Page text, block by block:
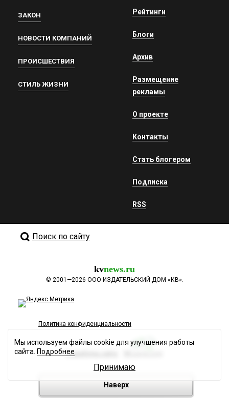
ЗАКОН
НОВОСТИ КОМПАНИЙ
ПРОИСШЕСТВИЯ
СТИЛЬ ЖИЗНИ
Рейтинги
Блоги
Архив
Размещение
рекламы
О проекте
Контакты
Стать блогером
Подписка
RSS
Поиск по сайту
kvnews.ru
© 2001—2026 ООО ИЗДАТЕЛЬСКИЙ ДОМ «КВ».
Политика конфиденциальности
Разработка сайта
Наверх
Мы используем файлы cookie для улучшения работы
сайта. Подробнее
Принимаю